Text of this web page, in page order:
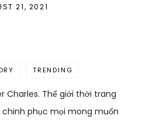
21, 2021
TRENDING
Charles. Thế giới thời trang
phục mọi mong muốn